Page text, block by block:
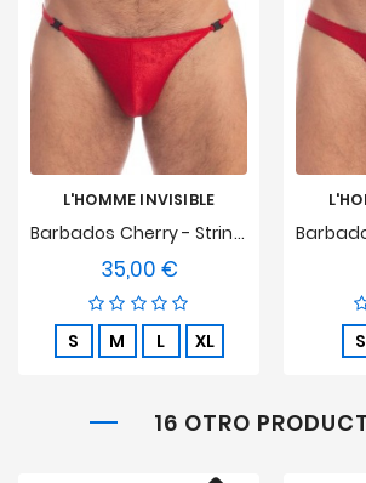
L'HOMME INVISIBLE
Barbados Cherry - String Striptease
35,00 €Precio
S M L XL S
16 OTRO